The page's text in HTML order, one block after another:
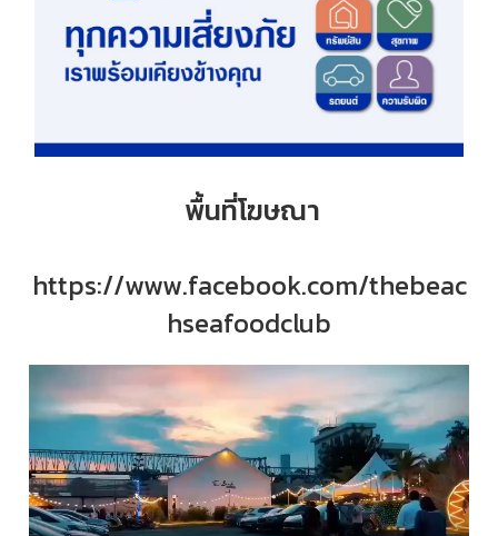
พื้นที่โฆษณา
https://www.facebook.com/thebeac
hseafoodclub